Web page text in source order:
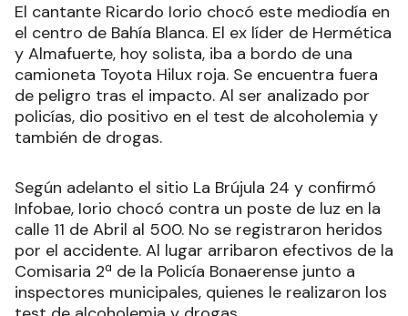
El cantante Ricardo Iorio chocó este mediodía en
el centro de Bahía Blanca. El ex líder de Hermética
y Almafuerte, hoy solista, iba a bordo de una
camioneta Toyota Hilux roja. Se encuentra fuera
de peligro tras el impacto. Al ser analizado por
policías, dio positivo en el test de alcoholemia y
también de drogas.
Según adelanto el sitio La Brújula 24 y confirmó
Infobae, Iorio chocó contra un poste de luz en la
calle 11 de Abril al 500. No se registraron heridos
por el accidente. Al lugar arribaron efectivos de la
Comisaria 2ª de la Policía Bonaerense junto a
inspectores municipales, quienes le realizaron los